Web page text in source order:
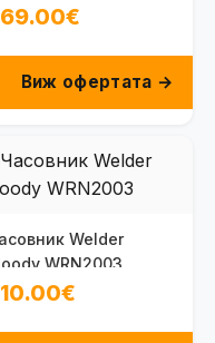
05
Виж офертата →
Welder
WRN2003